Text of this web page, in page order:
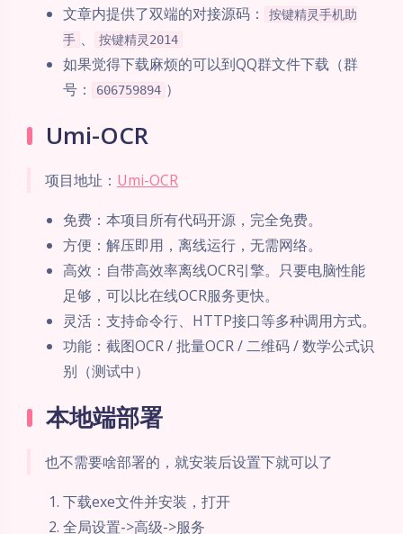
文章内提供了双端的对接源码：
按键精灵手机助
手 、 按键精灵2014
如果觉得下载麻烦的可以到QQ群文件下载（群
号：
606759894 ）
Umi-OCR
项目地址： Umi-OCR
免费：本项目所有代码开源，完全免费。
方便：解压即用，离线运行，无需网络。
高效：自带高效率离线OCR引擎。只要电脑性能
足够，可以比在线OCR服务更快。
灵活：支持命令行、HTTP接口等多种调用方式。
功能：截图OCR / 批量OCR / 二维码 / 数学公式识
别（测试中）
本地端部署
也不需要啥部署的，就安装后设置下就可以了
下载exe文件并安装，打开
全局设置->高级->服务